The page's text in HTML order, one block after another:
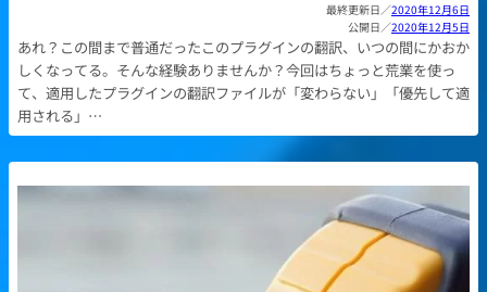
2020年12月6日
2020年12月5日
あれ？この間まで普通だったこのプラグインの翻訳、いつの間にかおか
しくなってる。そんな経験ありませんか？今回はちょっと荒業を使っ
て、適用したプラグインの翻訳ファイルが「変わらない」「優先して適
用される」…